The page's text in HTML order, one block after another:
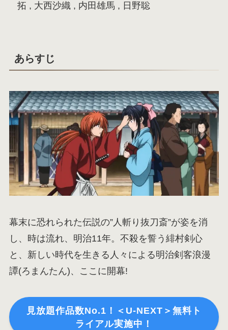
拓 , 大西沙織 , 内田雄馬 , 日野聡
あらすじ
幕末に恐れられた伝説の”人斬り抜刀斎”が姿を消
し、時は流れ、明治11年。不殺を誓う緋村剣心
と、新しい時代を生きる人々による明治剣客浪漫
譚(ろまんたん)、ここに開幕!
見放題作品数No.1！＜U-NEXT＞無料ト
ライアル実施中！